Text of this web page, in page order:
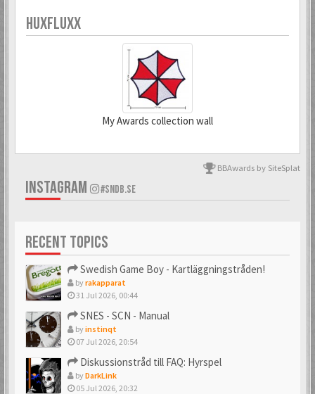
HUXFLUXX
My Awards collection wall
6 Mar 2018
Todd Snap
Kranky Kong
BBAwards by SiteSplat
INSTAGRAM #SNDB.SE
RECENT TOPICS
Swedish Game Boy - Kartläggningstråden!
byrakapparat
31 Jul 2026, 00:44
SNES - SCN - Manual
byinstinqt
07 Jul 2026, 20:54
Diskussionstråd till FAQ: Hyrspel
byDarkLink
05 Jul 2026, 20:32